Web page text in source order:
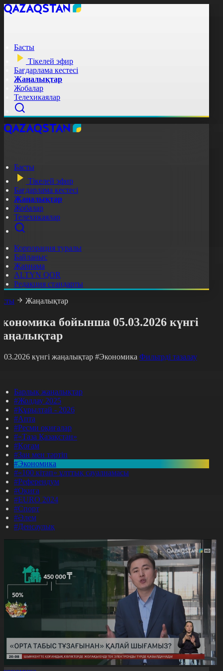
Басты
Тікелей эфир
Бағдарлама кестесі
Жаңалықтар
Жобалар
Телехикаялар
Басты
Тікелей эфир
Бағдарлама кестесі
Жаңалықтар
Жобалар
Телехикаялар
Корпорация туралы
Байланыс
Жарнама
ALTYN QOR
Редакция стандарты
Жаңалықтар
бойынша 05.03.2026 күнгі
күнгі жаңалықтар #Экономика Фильтрді тазалау
Барлық жаңалықтар
#Жолдау 2025
#Құрылтай - 2026
#Апта
#Ресми оқиғалар
#«Таза Қазақстан»
#Қоғам
#Заң мен тәртіп
#Экономика
#«100 кітап» ұлттық сауалнамасы
#Референдум
#Оқиға
#EURO 2024
#Спорт
#Әлем
#Денсаулық